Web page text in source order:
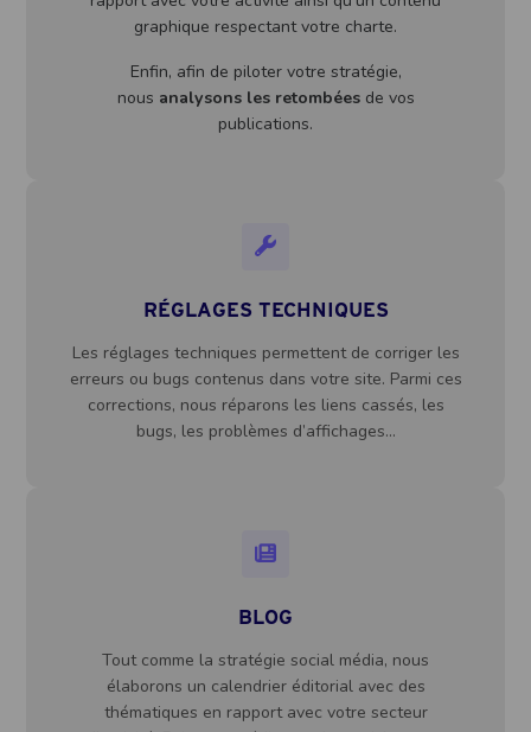
graphique respectant votre charte.
Enfin, afin de piloter votre stratégie,
nous analysons les retombéesde vos
publications.
RÉGLAGES TECHNIQUES
Les réglages techniques permettent de corriger les
erreurs ou bugs contenus dans votre site. Parmi ces
corrections, nous réparons les liens cassés, les
bugs, les problèmes d’affichages…
BLOG
Tout comme la stratégie social média, nous
élaborons un calendrier éditorial avec des
thématiques en rapport avec votre secteur